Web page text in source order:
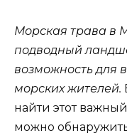
Морская трава в
подводный
возможность для
морских жителей.
найти этот
можно